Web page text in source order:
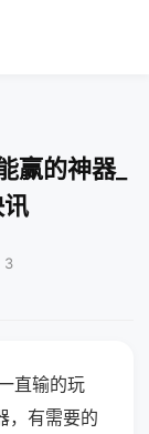
赢的神器_
3
直输的玩
，有需要的